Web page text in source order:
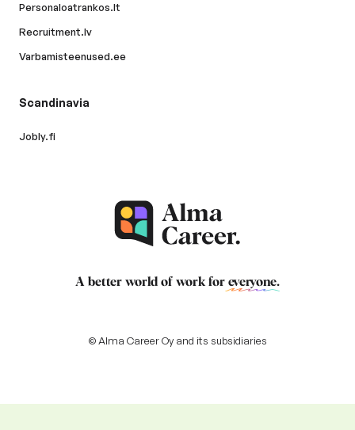
Personaloatrankos.lt
Recruitment.lv
Varbamisteenused.ee
Scandinavia
Jobly.fi
A better world of work for everyone.
© Alma Career Oy and its subsidiaries